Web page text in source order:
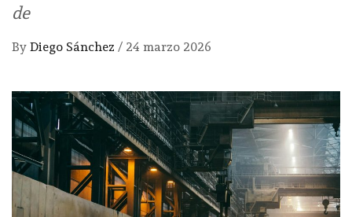
de
By Diego Sánchez / 24 marzo 2026